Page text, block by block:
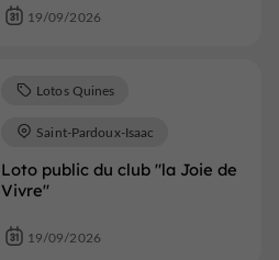
19/09/2026
Loto public du club "la Joie de
Vivre"
Lotos Quines
Saint-Pardoux-Isaac
19/09/2026